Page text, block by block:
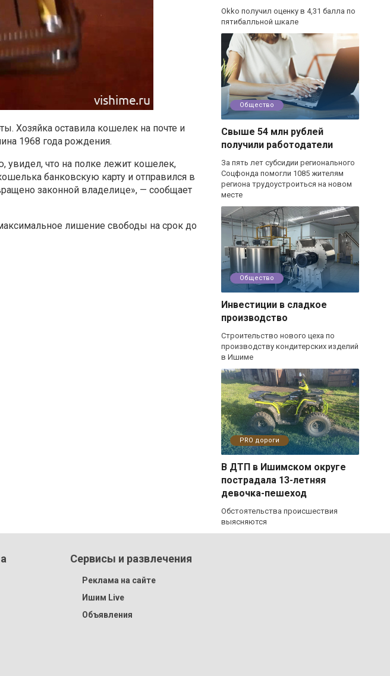
Хозяйка оставила кошелек на почте и
1968 года рождения.
увидел, что на полке лежит кошелек,
банковскую карту и отправился в
законной владелице», — сообщает
лишение свободы на срок до
Okko получил оценку в 4,31 балла по
пятибалльной шкале
Общество
Свыше 54 млн рублей
получили работодатели
За пять лет субсидии регионального
Соцфонда помогли 1085 жителям
региона трудоустроиться на новом
месте
Общество
Инвестиции в сладкое
производство
Строительство нового цеха по
производству кондитерских изделий
в Ишиме
PRO дороги
В ДТП в Ишимском округе
пострадала 13-летняя
девочка-пешеход
Обстоятельства происшествия
выясняются
Сервисы и развлечения
Реклама на сайте
Ишим Live
Объявления